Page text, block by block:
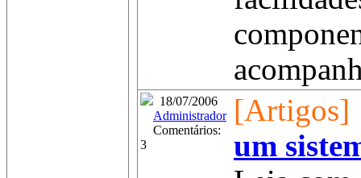
18/07/2006
Administrador
Comentários:
3
[Artigos]
um